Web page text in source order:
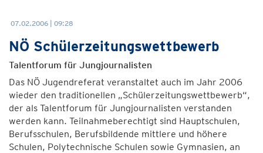
07.02.2006 | 09:28
NÖ Schülerzeitungswettbewerb
Talentforum für Jungjournalisten
Das NÖ Jugendreferat veranstaltet auch im Jahr 2006
wieder den traditionellen „Schülerzeitungswettbewerb“,
der als Talentforum für Jungjournalisten verstanden
werden kann. Teilnahmeberechtigt sind Hauptschulen,
Berufsschulen, Berufsbildende mittlere und höhere
Schulen, Polytechnische Schulen sowie Gymnasien, an